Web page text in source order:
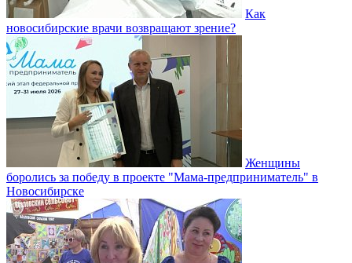
Как
новосибирские врачи возвращают зрение?
Женщины
боролись за победу в проекте "Мама-предприниматель" в
Новосибирске